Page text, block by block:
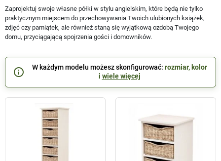
Zaprojektuj swoje własne półki w stylu angielskim, które będą nie tylko
praktycznym miejscem do przechowywania Twoich ulubionych książek,
zdjęć czy pamiątek, ale również staną się wyjątkową ozdobą Twojego
domu, przyciągającą spojrzenia gości i domowników.
info_outline W każdym modelu możesz skonfigurować: rozmiar, kolor
i wiele więcej